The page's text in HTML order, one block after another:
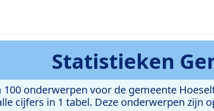
Statistieken
onderwerpen voor de gemeente
cijfers in 1 tabel. Deze onderwerpen